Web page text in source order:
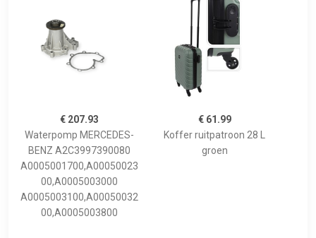
€ 207.93
Waterpomp MERCEDES-
BENZ A2C3997390080
A0005001700,A00050023
00,A0005003000
A0005003100,A00050032
00,A0005003800
€ 61.99
Koffer ruitpatroon 28 L
groen